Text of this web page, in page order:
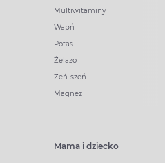
Multiwitaminy
Wapń
Potas
Żelazo
Żeń-szeń
Magnez
Mama i dziecko